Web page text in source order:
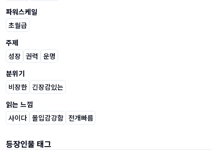
파워스케일
초월급
주제
성장 권력 운명
분위기
비장한 긴장감있는
읽는 느낌
사이다 몰입감강함 전개빠름
등장인물 태그